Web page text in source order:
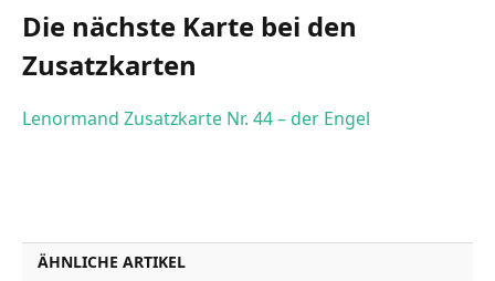
Die nächste Karte bei den
Zusatzkarten
Lenormand Zusatzkarte Nr. 44 – der Engel
ÄHNLICHE ARTIKEL